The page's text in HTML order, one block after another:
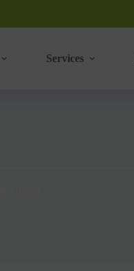
Services